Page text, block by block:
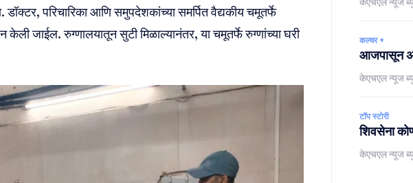
डॉक्टर, परिचारिका आणि समुपदेशकांच्या समर्पित वैद्यकीय चमूतर्फे
केली जाईल. रुग्णालयातून सुटी मिळाल्यानंतर, या चमूतर्फे रुग्णांच्या घरी
कल्चर +
आजपासून
केएचएल न्यूज
टॉप स्टोरी
शिवसेना
केएचएल न्यूज